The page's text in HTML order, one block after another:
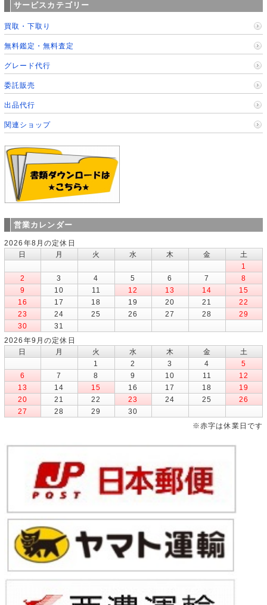
サービスカテゴリー
買取・下取り
無料鑑定・無料査定
グレード代行
委託販売
出品代行
関連ショップ
営業カレンダー
2026年8月の定休日
日
月 火 水 木 金
土
1
2
3 4 5 6 7
8
9
10 11 12 13 14
15
16
17 18 19 20 21
22
23
24 25 26 27 28
29
30
31
2026年9月の定休日
日
月 火 水 木 金
土
1
2 3 4
5
6
7 8 9 10 11
12
13
14 15 16 17 18
19
20
21 22 23 24 25
26
27
28 29
30
※赤字は休業日です